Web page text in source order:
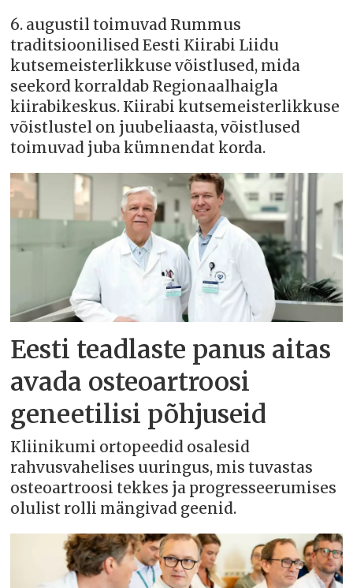
6. augustil toimuvad Rummus
traditsioonilised Eesti Kiirabi Liidu
kutsemeisterlikkuse võistlused, mida
seekord korraldab Regionaalhaigla
kiirabikeskus. Kiirabi kutsemeisterlikkuse
võistlustel on juubeliaasta, võistlused
toimuvad juba kümnendat korda.
Eesti teadlaste panus aitas
avada osteoartroosi
geneetilisi põhjuseid
Kliinikumi ortopeedid osalesid
rahvusvahelises uuringus, mis tuvastas
osteoartroosi tekkes ja progresseerumises
olulist rolli mängivad geenid.